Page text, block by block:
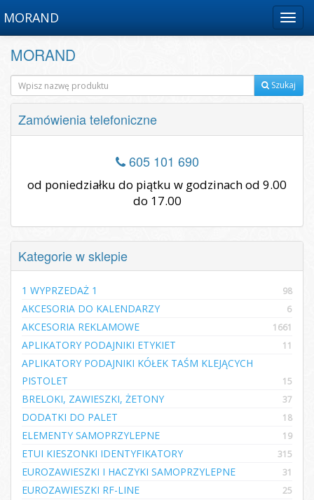
Menu
MORAND
MORAND
Szukaj
Zamówienia telefoniczne
605 101 690
od poniedziałku do piątku w godzinach od 9.00
do 17.00
Kategorie w sklepie
1 WYPRZEDAŻ 1 98
AKCESORIA DO KALENDARZY 6
AKCESORIA REKLAMOWE 1661
APLIKATORY PODAJNIKI ETYKIET 11
APLIKATORY PODAJNIKI KÓŁEK TAŚM KLEJĄCYCH
PISTOLET
15
BRELOKI, ZAWIESZKI, ŻETONY 37
DODATKI DO PALET 18
ELEMENTY SAMOPRZYLEPNE 19
ETUI KIESZONKI IDENTYFIKATORY 315
EUROZAWIESZKI I HACZYKI SAMOPRZYLEPNE 31
EUROZAWIESZKI RF-LINE 25